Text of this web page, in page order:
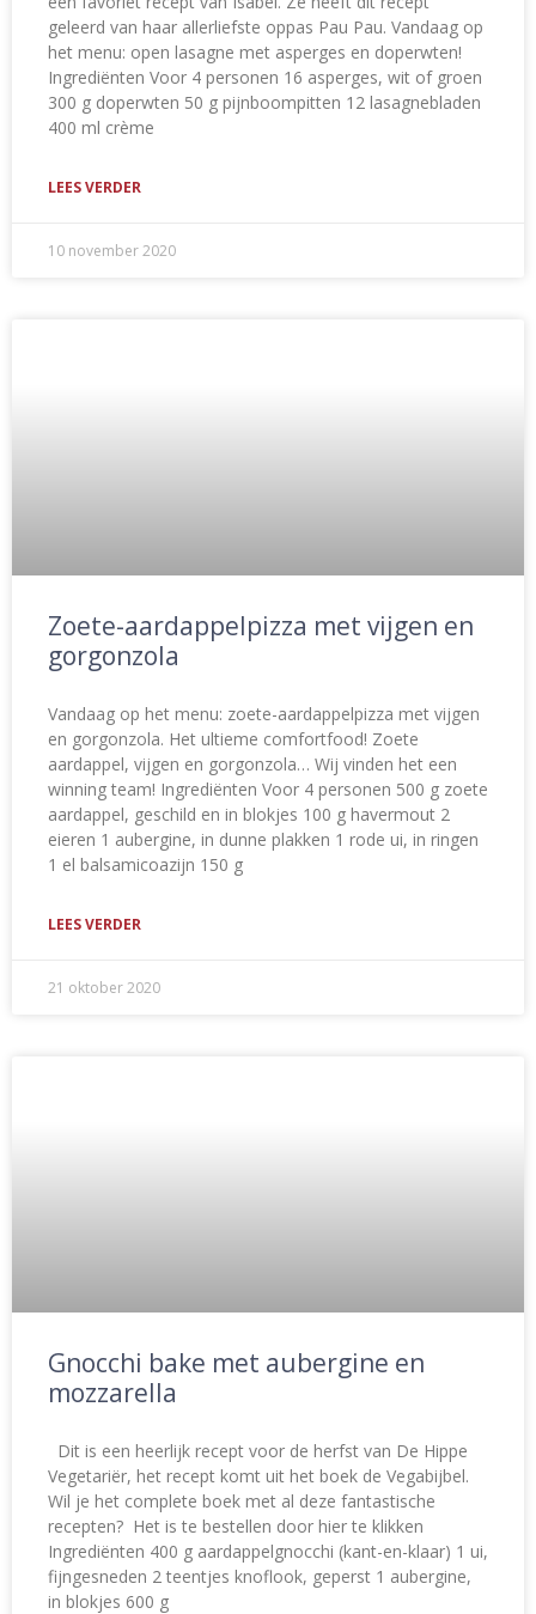
geleerd van haar allerliefste oppas Pau Pau. Vandaag op
het menu: open lasagne met asperges en doperwten!
Ingrediënten Voor 4 personen 16 asperges, wit of groen
300 g doperwten 50 g pijnboompitten 12 lasagnebladen
400 ml crème
LEES VERDER
10 november 2020
Zoete-aardappelpizza met vijgen en
gorgonzola
Vandaag op het menu: zoete-aardappelpizza met vijgen
en gorgonzola. Het ultieme comfortfood! Zoete
aardappel, vijgen en gorgonzola… Wij vinden het een
winning team! Ingrediënten Voor 4 personen 500 g zoete
aardappel, geschild en in blokjes 100 g havermout 2
eieren 1 aubergine, in dunne plakken 1 rode ui, in ringen
1 el balsamicoazijn 150 g
LEES VERDER
21 oktober 2020
Gnocchi bake met aubergine en
mozzarella
Dit is een heerlijk recept voor de herfst van De Hippe
Vegetariër, het recept komt uit het boek de Vegabijbel.
Wil je het complete boek met al deze fantastische
recepten? Het is te bestellen door hier te klikken
Ingrediënten 400 g aardappelgnocchi (kant-en-klaar) 1 ui,
fijngesneden 2 teentjes knoflook, geperst 1 aubergine,
in blokjes 600 g